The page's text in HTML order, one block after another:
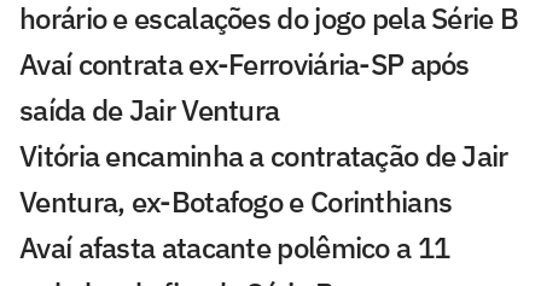
horário e escalações do jogo pela Série B
Avaí contrata ex-Ferroviária-SP após
saída de Jair Ventura
Vitória encaminha a contratação de Jair
Ventura, ex-Botafogo e Corinthians
Avaí afasta atacante polêmico a 11